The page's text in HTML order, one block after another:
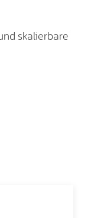
skalierbare